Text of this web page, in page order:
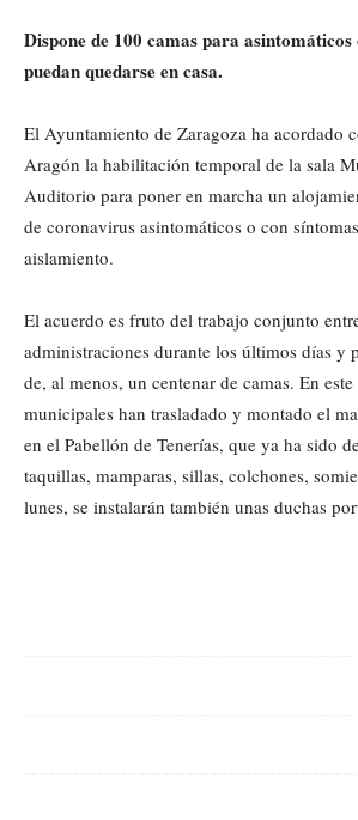
Dispone de 100 camas para asintomáticos
puedan quedarse en casa.
El Ayuntamiento de Zaragoza ha acordado
Aragón la habilitación temporal de la sala
Auditorio para poner en marcha un
de coronavirus asintomáticos o con
aislamiento.
El acuerdo es fruto del trabajo conjunto
administraciones durante los últimos días y
de, al menos, un centenar de camas. En
municipales han trasladado y montado el
en el Pabellón de Tenerías, que ya ha sido
taquillas, mamparas, sillas, colchones,
lunes, se instalarán también unas duchas